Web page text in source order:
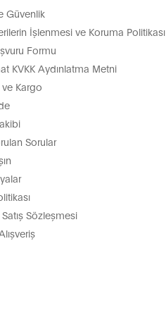
Güvenlik
İşlenmesi ve Koruma Politikası
Formu
KVKK Aydınlatma Metni
Kargo
Sorular
Sözleşmesi